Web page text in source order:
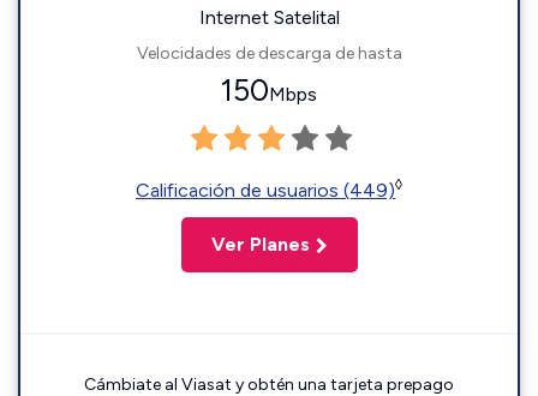
Internet Satelital
Velocidades de descarga de hasta
150Mbps
Calificación de usuarios (449)◊
Ver Planes
Cámbiate al Viasat y obtén una tarjeta prepago